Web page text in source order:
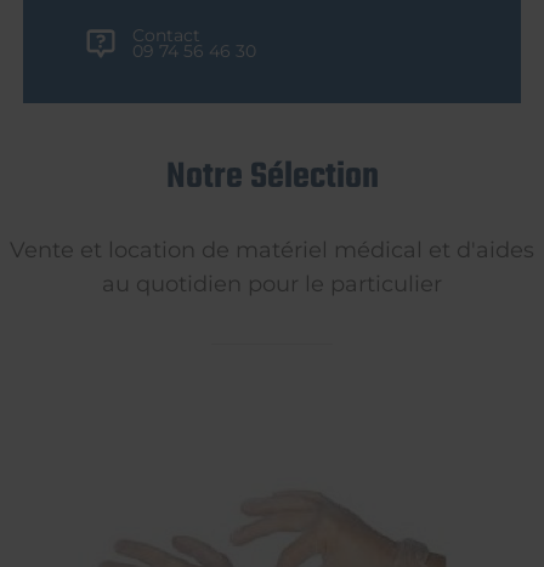
Contact
09 74 56 46 30
Notre Sélection
Vente et location de matériel médical et d'aides
au quotidien pour le particulier